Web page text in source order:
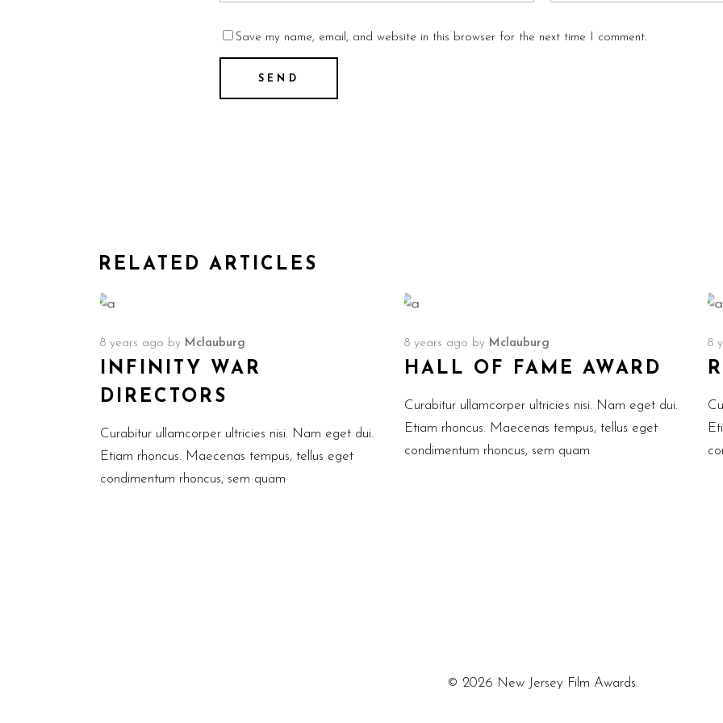
Save my name, email, and website in this browser for the next time I comment.
RELATED ARTICLES
8 years ago by Mclauburg
INFINITY WAR
DIRECTORS
Curabitur ullamcorper ultricies nisi. Nam eget dui.
Etiam rhoncus. Maecenas tempus, tellus eget
condimentum rhoncus, sem quam
8 years ago by Mclauburg
HALL OF FAME AWARD
Curabitur ullamcorper ultricies nisi. Nam eget dui.
Etiam rhoncus. Maecenas tempus, tellus eget
condimentum rhoncus, sem quam
8
© 2026 New Jersey Film Awards.